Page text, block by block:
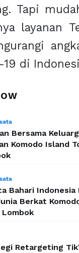
Tapi
layanan
di
Bersama
Komodo Island
Bahari Indonesia
Berkat
Lombok
Retargeting